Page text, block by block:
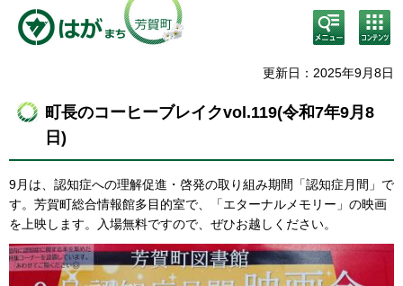
検
索・
メニ
コン
テン
ニュ
更新日：2025年9月8日
町長のコーヒーブレイクvol.119(令和7年9月8
日)
9月は、認知症への理解促進・啓発の取り組み期間「認知症月間」で
す。芳賀町総合情報館多目的室で、「エターナルメモリー」の映画
を上映します。入場無料ですので、ぜひお越しください。